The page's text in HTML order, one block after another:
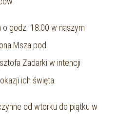
o godz. 18:00 w naszym
Msza pod
Zadarki w intencji
ich święta.
od wtorku do piątku w